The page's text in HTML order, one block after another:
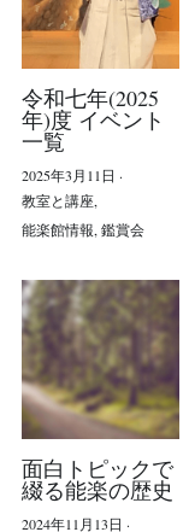
令和七年(2025
年)度 イベント
一覧
2025年3月11日 ·
教室と講座,
能楽館情報, 鑑賞会
面白トピックで
綴る能楽の歴史
2024年11月13日 ·